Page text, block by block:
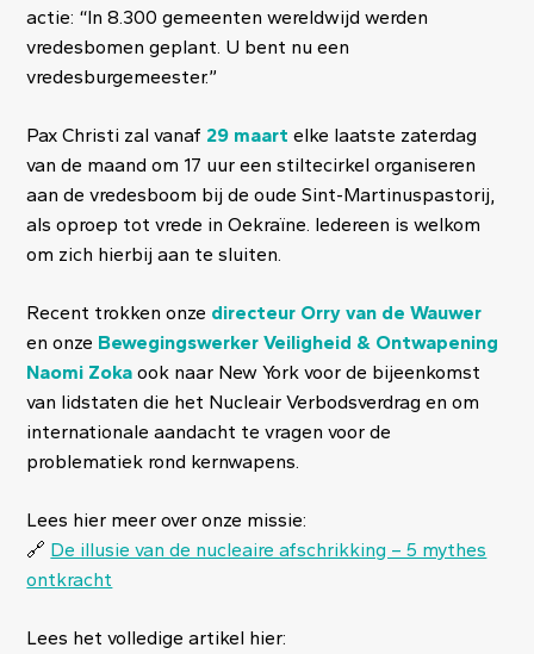
actie: “In 8.300 gemeenten wereldwijd werden
vredesbomen geplant. U bent nu een
vredesburgemeester.”
Pax Christi zal vanaf 29 maart elke laatste zaterdag
van de maand om 17 uur een stiltecirkel organiseren
aan de vredesboom bij de oude Sint-Martinuspastorij,
als oproep tot vrede in Oekraïne. Iedereen is welkom
om zich hierbij aan te sluiten.
Recent trokken onze directeur Orry van de Wauwer
en onze Bewegingswerker Veiligheid & Ontwapening
Naomi Zoka ook naar New Yorkvoor de bijeenkomst
van lidstaten die het Nucleair Verbodsverdrag en om
internationale aandacht te vragen voorde
problematiek rond kernwapens.
Lees hier meer over onze missie:
🔗 De illusie van de nucleaire afschrikking – 5 mythes
ontkracht
Lees het volledige artikel hier: